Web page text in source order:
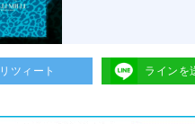
リツィート ラインを